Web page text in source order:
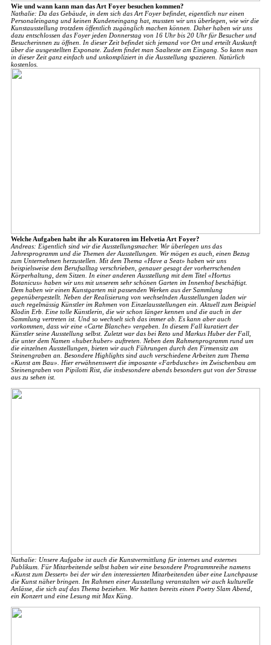
Wie und wann kann man das Art Foyer besuchen kommen?
Nathalie: Da das Gebäude, in dem sich das Art Foyer befindet, eigentlich nur einen
Personaleingang und keinen Kundeneingang hat, mussten wir uns überlegen, wie wir die
Kunstausstellung trotzdem öffentlich zugänglich machen können. Daher haben wir uns
dazu entschlossen das Foyer jeden Donnerstag von 16 Uhr bis 20 Uhr für Besucher und
Besucherinnen zu öffnen. In dieser Zeit befindet sich jemand vor Ort und erteilt Auskunft
über die ausgestellten Exponate. Zudem findet man Saaltexte am Eingang. So kann man
in dieser Zeit ganz einfach und unkompliziert in die Ausstellung spazieren. Natürlich
kostenlos.
Welche Aufgaben habt ihr als Kuratoren im Helvetia Art Foyer?
Andreas: Eigentlich sind wir die Ausstellungsmacher. Wir überlegen uns das
Jahresprogramm und die Themen der Ausstellungen. Wir mögen es auch, einen Bezug
zum Unternehmen herzustellen. Mit dem Thema «Have a Seat» haben wir uns
beispielsweise dem Berufsalltag verschrieben, genauer gesagt der vorherrschenden
Körperhaltung, dem Sitzen. In einer anderen Ausstellung mit dem Titel «Hortus
Botanicus» haben wir uns mit unserem sehr schönen Garten im Innenhof beschäftigt.
Dem haben wir einen Kunstgarten mit passenden Werken aus der Sammlung
gegenübergestellt. Neben der Realisierung von wechselnden Ausstellungen laden wir
auch regelmässig Künstler im Rahmen von Einzelausstellungen ein. Aktuell zum Beispiel
Klodin Erb. Eine tolle Künstlerin, die wir schon länger kennen und die auch in der
Sammlung vertreten ist. Und so wechselt sich das immer ab. Es kann aber auch
vorkommen, dass wir eine «Carte Blanche» vergeben. In diesem Fall kuratiert der
Künstler seine Ausstellung selbst. Zuletzt war das bei Reto und Markus Huber der Fall,
die unter dem Namen «huber.huber» auftreten. Neben dem Rahmenprogramm rund um
die einzelnen Ausstellungen, bieten wir auch Führungen durch den Firmensitz am
Steinengraben an. Besondere Highlights sind auch verschiedene Arbeiten zum Thema
«Kunst am Bau». Hier erwähnenswert die imposante «Farbdusche» im Zwischenbau am
Steinengraben von Pipilotti Rist, die insbesondere abends besonders gut von der Strasse
aus zu sehen ist.
Nathalie: Unsere Aufgabe ist auch die Kunstvermittlung für internes und externes
Publikum. Für Mitarbeitende selbst haben wir eine besondere Programmreihe namens
«Kunst zum Dessert» bei der wir den interessierten Mitarbeitenden über eine Lunchpause
die Kunst näher bringen. Im Rahmen einer Ausstellung veranstalten wir auch kulturelle
Anlässe, die sich auf das Thema beziehen. Wir hatten bereits einen Poetry Slam Abend,
ein Konzert und eine Lesung mit Max Küng.